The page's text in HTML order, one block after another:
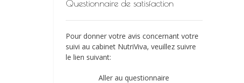
Questionnaire de satisfaction
Pour donner votre avis concernant votre
suivi au cabinet NutriViva, veuillez suivre
le lien suivant:
Aller au questionnaire